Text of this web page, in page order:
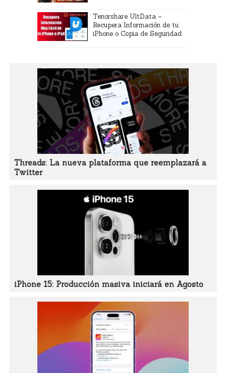
Tenorshare UltData –
Recupera Información de tu
iPhone o Copia de Seguridad
Threads: La nueva plataforma que reemplazará a
Twitter
iPhone 15: Producción masiva iniciará en Agosto